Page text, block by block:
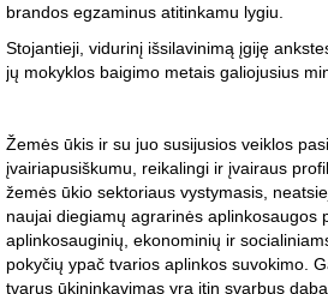
brandos egzaminus atitinkamu lygiu.
Stojantieji, vidurinį išsilavinimą įgiję
jų mokyklos baigimo metais galiojusius
Žemės ūkis ir su juo susijusios veiklos
įvairiapusiškumu, reikalingi ir įvairaus
žemės ūkio sektoriaus vystymasis,
naujai diegiamų agrarinės aplinkosaugos
aplinkosauginių, ekonominių ir
pokyčių ypač tvarios aplinkos suvokimo.
tvarus ūkininkavimas yra itin svarbus